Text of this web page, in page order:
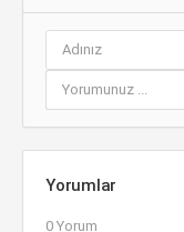
Yorumlar
0 Yorum